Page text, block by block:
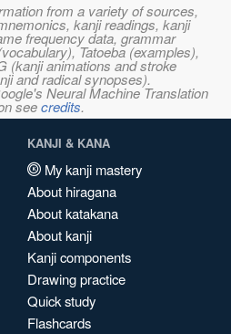
from a variety of sources,
kanji readings, kanji
frequency data, grammar
Tatoeba (examples),
(kanji animations and stroke
and radical synopses).
Neural Machine Translation
seecredits.
KANJI & KANA
My kanji mastery
About hiragana
About katakana
About kanji
Kanji components
Drawing practice
Quick study
Flashcards